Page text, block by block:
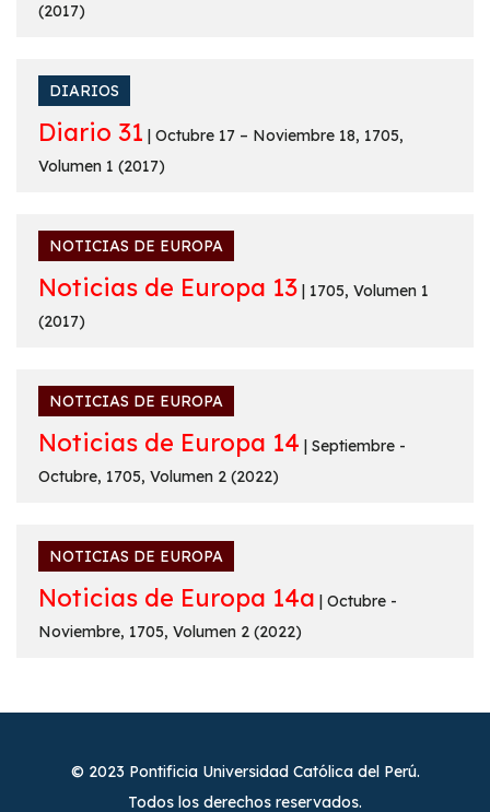
(2017)
DIARIOS
Diario 31 | Octubre 17 – Noviembre 18, 1705,
Volumen 1 (2017)
NOTICIAS DE EUROPA
Noticias de Europa 13 | 1705, Volumen 1
(2017)
NOTICIAS DE EUROPA
Noticias de Europa 14 | Septiembre -
Octubre, 1705, Volumen 2 (2022)
NOTICIAS DE EUROPA
Noticias de Europa 14a | Octubre -
Noviembre, 1705, Volumen 2 (2022)
© 2023 Pontificia Universidad Católica del Perú.
Todos los derechos reservados.